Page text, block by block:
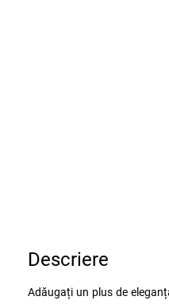
Descriere
Adăugați un plus de